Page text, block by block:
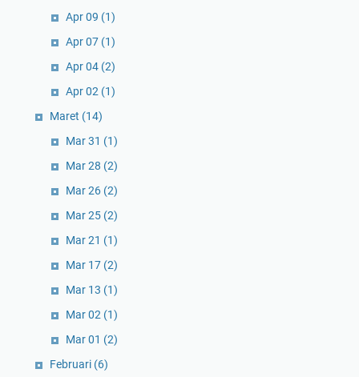
Apr 09 (1)
Apr 07 (1)
Apr 04 (2)
Apr 02 (1)
Maret (14)
Mar 31 (1)
Mar 28 (2)
Mar 26 (2)
Mar 25 (2)
Mar 21 (1)
Mar 17 (2)
Mar 13 (1)
Mar 02 (1)
Mar 01 (2)
Februari (6)